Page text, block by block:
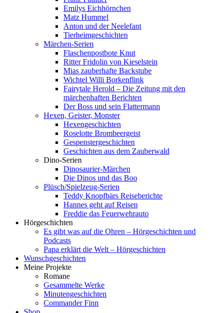
Emilys Eichhörnchen
Matz Hummel
Anton und der Neelefant
Tierheimgeschichten
Märchen-Serien
Flaschenpostbote Knut
Ritter Fridolin von Kieselstein
Mias zauberhafte Backstube
Wichtel Willi Borkenflink
Fairytale Herold – Die Zeitung mit den
märchenhaften Berichten
Der Boss und sein Flattermann
Hexen, Geister, Monster
Hexengeschichten
Roselotte Brombeergeist
Gespenstergeschichten
Geschichten aus dem Zauberwald
Dino-Serien
Dinosaurier-Märchen
Die Dinos und das Boo
Plüsch/Spielzeug-Serien
Teddy Knopfbärs Reiseberichte
Hannes geht auf Reisen
Freddie das Feuerwehrauto
Hörgeschichten
Es gibt was auf die Ohren – Hörgeschichten und
Podcasts
Papa erklärt die Welt – Hörgeschichten
Wunschgeschichten
Meine Projekte
Romane
Gesammelte Werke
Minutengeschichten
Commander Finn